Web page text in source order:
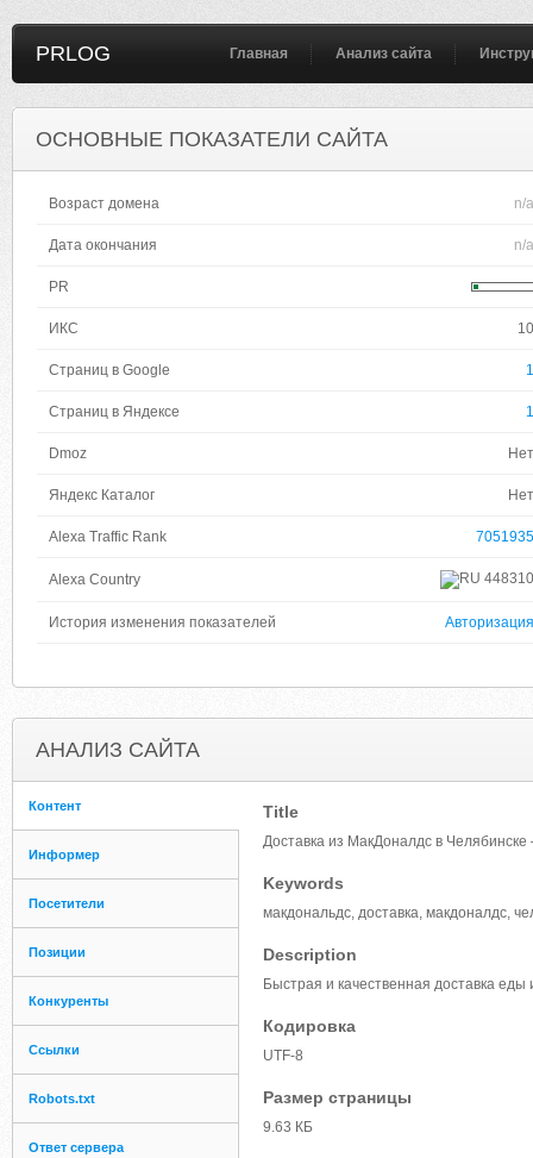
PRLOG Главная Анализ сайта
ОСНОВНЫЕ ПОКАЗАТЕЛИ САЙТА
Возраст домена n/a
Дата окончания n/a
PR
ИКС 10
Страниц в Google 1
Страниц в Яндексе 1
Dmoz Нет
Яндекс Каталог Нет
Alexa Traffic Rank 7051935
Alexa Country 448310
История изменения показателей Авторизация
АНАЛИЗ САЙТА
Контент
Информер
Посетители
Позиции
Конкуренты
Ссылки
Robots.txt
Ответ сервера
Title
Доставка из МакДоналдс в
Keywords
макдональдс, доставка, макдоналдс,
Description
Быстрая и качественная доставка
Кодировка
UTF-8
Размер страницы
9.63 КБ